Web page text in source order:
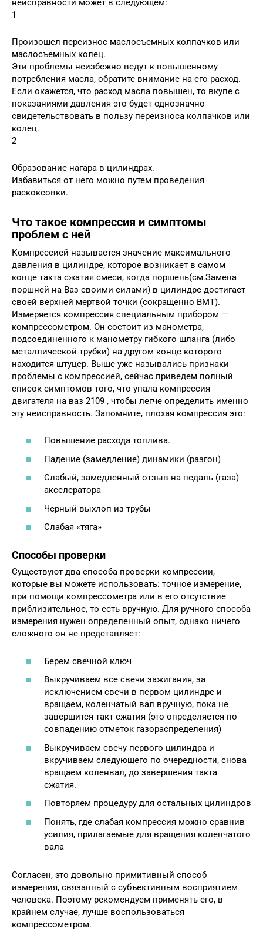
неисправности может в следующем:
1
Произошел переизнос маслосъемных колпачков или
маслосъемных колец.
Эти проблемы неизбежно ведут к повышенному
потребления масла, обратите внимание на его расход.
Если окажется, что расход масла повышен, то вкупе с
показаниями давления это будет однозначно
свидетельствовать в пользу переизноса колпачков или
колец.
2
Образование нагара в цилиндрах.
Избавиться от него можно путем проведения
раскоксовки.
Что такое компрессия и симптомы
проблем с ней
Компрессией называется значение максимального
давления в цилиндре, которое возникает в самом
конце такта сжатия смеси, когда поршень(см.Замена
поршней на Ваз своими силами) в цилиндре достигает
своей верхней мертвой точки (сокращенно ВМТ).
Измеряется компрессия специальным прибором —
компрессометром. Он состоит из манометра,
подсоединенного к манометру гибкого шланга (либо
металлической трубки) на другом конце которого
находится штуцер. Выше уже назывались признаки
проблемы с компрессией, сейчас приведем полный
список симптомов того, что упала компрессия
двигателя на ваз 2109 , чтобы легче определить именно
эту неисправность. Запомните, плохая компрессия это:
Повышение расхода топлива.
Падение (замедление) динамики (разгон)
Слабый, замедленный отзыв на педаль (газа)
акселератора
Черный выхлоп из трубы
Слабая «тяга»
Способы проверки
Существуют два способа проверки компрессии,
которые вы можете использовать: точное измерение,
при помощи компрессометра или в его отсутствие
приблизительное, то есть вручную. Для ручного способа
измерения нужен определенный опыт, однако ничего
сложного он не представляет:
Берем свечной ключ
Выкручиваем все свечи зажигания, за
исключением свечи в первом цилиндре и
вращаем, коленчатый вал вручную, пока не
завершится такт сжатия (это определяется по
совпадению отметок газораспределения)
Выкручиваем свечу первого цилиндра и
вкручиваем следующего по очередности, снова
вращаем коленвал, до завершения такта
сжатия.
Повторяем процедуру для остальных цилиндров
Понять, где слабая компрессия можно сравнив
усилия, прилагаемые для вращения коленчатого
вала
Согласен, это довольно примитивный способ
измерения, связанный с субъективным восприятием
человека. Поэтому рекомендуем применять его, в
крайнем случае, лучше воспользоваться
компрессометром.